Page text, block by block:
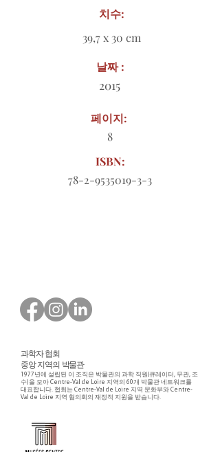
치수:
39,7 x 30 cm
날짜 :
2015
페이지:
8
ISBN:
78-2-9535019-3-3
과학자 협회
중앙 지역의 박물관
1977년에 설립된 이 조직은 박물관의 과학 직원(큐레이터, 무관, 조
수)을 모아 Centre-Val de Loire 지역의 60개 박물관 네트워크를
대표합니다. 협회는 Centre-Val de Loire 지역 문화부와 Centre-
Val de Loire 지역 협의회의 재정적 지원을 받습니다.